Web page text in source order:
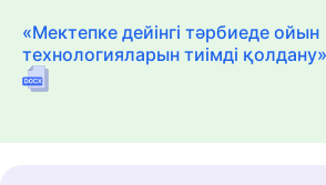
«Мектепке дейінгі тәрбиеде ойын
технологияларын тиімді қолдану»